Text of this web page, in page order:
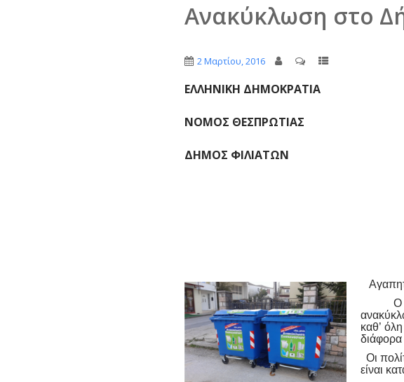
Ανακύκλωση στο
2 Μαρτίου, 2016
ΕΛΛΗΝΙΚΗ ΔΗΜΟΚΡΑΤΙΑ
ΝΟΜΟΣ ΘΕΣΠΡΩΤΙΑΣ
ΔΗΜΟΣ ΦΙΛΙΑΤΩΝ
Ο
καθ’
Οι
είναι